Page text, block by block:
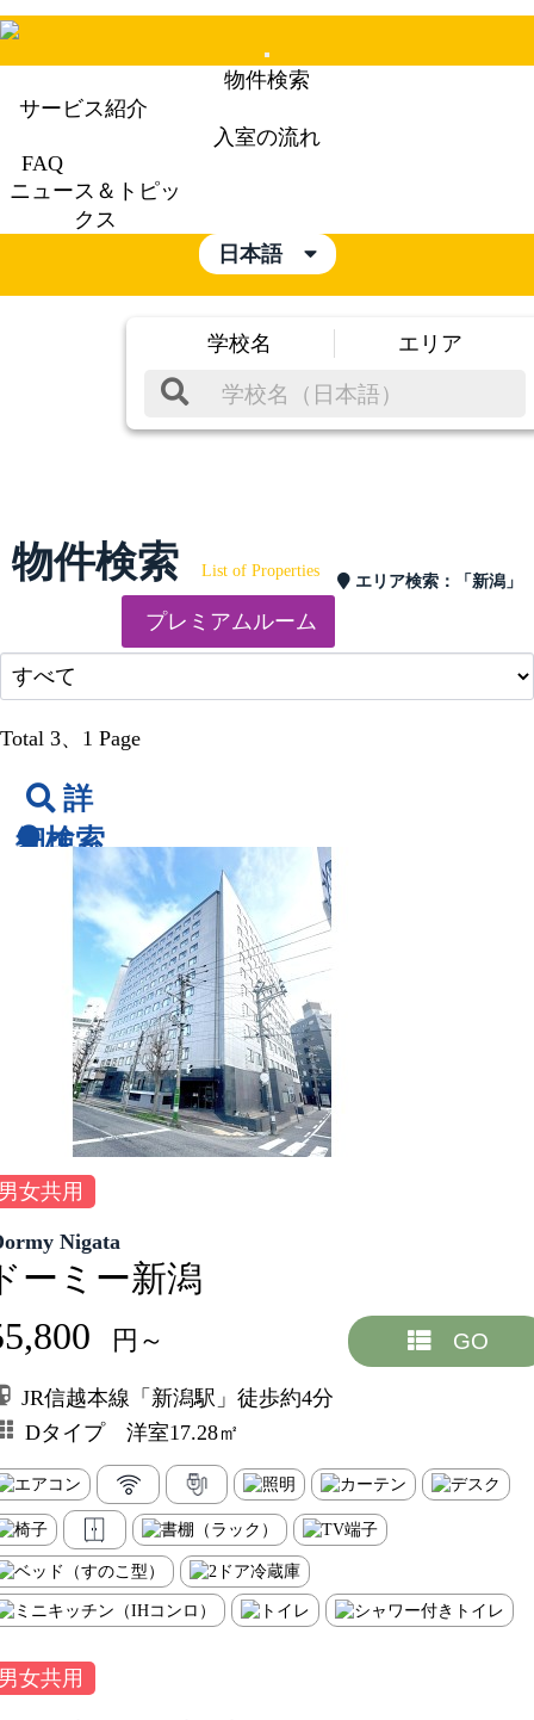
Mobile
Menu
物件検索
サービス紹介
入室の流れ
FAQ
ニュース＆トピッ
クス
日本語
学校名 エリア
物件検索 List of Properties
エリア検索： 「新潟」
プレミアムルーム
Total 3、1 Page
詳
細検索
エ
リア
女共用
Nigata
ーミー新潟
円～ GO
JR信越本線「新潟駅」徒歩約4分
Dタイプ 洋室17.28㎡
女共用